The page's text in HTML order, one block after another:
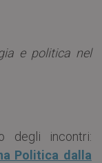
e politica nel
degli incontri:
Politica dalla